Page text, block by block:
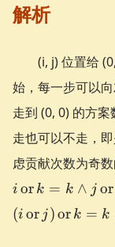
解析
(i, j) 位置给
始，每一步可以
走到 (0, 0) 的方
走也可以不走，即
虑贡献次数为奇
i or k = k ∧ j or
(i or j)or k = k